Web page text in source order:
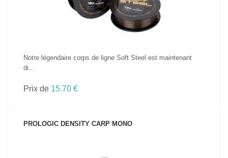
Notre légendaire corps de ligne Soft Steel est maintenant
di...
Prix de 15.70 €
PROLOGIC DENSITY CARP MONO